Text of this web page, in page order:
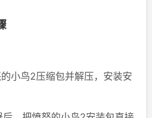
鸟2压缩包并解压，安装安